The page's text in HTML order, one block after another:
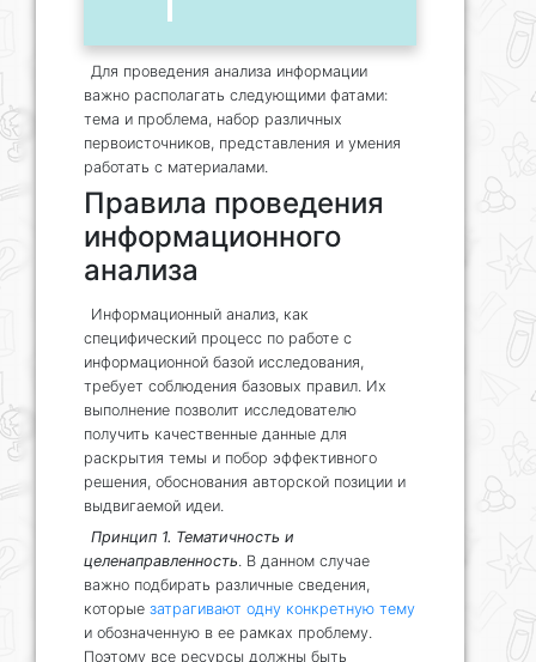
Для проведения анализа информации
важно располагать следующими фатами:
тема и проблема, набор различных
первоисточников, представления и умения
работать с материалами.
Правила проведения
информационного
анализа
Информационный анализ, как
специфический процесс по работе с
информационной базой исследования,
требует соблюдения базовых правил. Их
выполнение позволит исследователю
получить качественные данные для
раскрытия темы и побор эффективного
решения, обоснования авторской позиции и
выдвигаемой идеи.
Принцип 1. Тематичность и
целенаправленность. В данном случае
важно подбирать различные сведения,
которые затрагивают одну конкретную тему
и обозначенную в ее рамках проблему.
Поэтому все ресурсы должны быть